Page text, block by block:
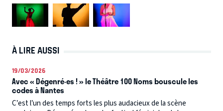
À LIRE AUSSI
19/03/2026
Avec « Dégenré·es ! » le Théâtre 100 Noms bouscule les
codes à Nantes
C’est l’un des temps forts les plus audacieux de la scène